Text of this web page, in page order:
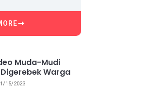
Muda-Mudi
Warga
15/2023